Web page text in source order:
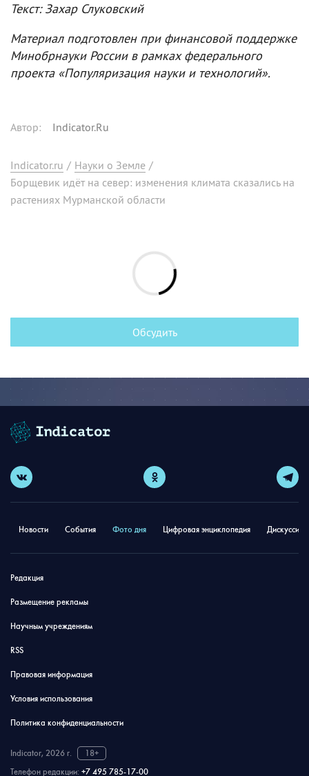
Текст: Захар Слуковский
Материал подготовлен при финансовой поддержке
Минобрнауки России в рамках федерального
проекта «Популяризация науки и технологий».
Автор: Indicator.Ru
Indicator.ru / Науки о Земле /
Борщевик идёт на север: изменения климата сказались на
растениях Мурманской области
Обсудить
Новости События Фото дня Цифровая энциклопедия
Редакция
Размещение рекламы
Научным учреждениям
RSS
Правовая информация
Условия использования
Политика конфиденциальности
Indicator, 2026 г.
18+
Телефон редакции: +7 495 785-17-00